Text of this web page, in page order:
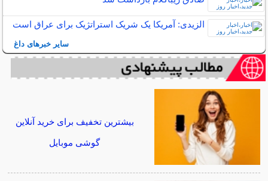
الزیدی: آمریکا یک شریک استراتژیک برای عراق است
سایر خبرهای داغ
بیشترین تخفیف برای خرید آنلاین
گوشی موبایل